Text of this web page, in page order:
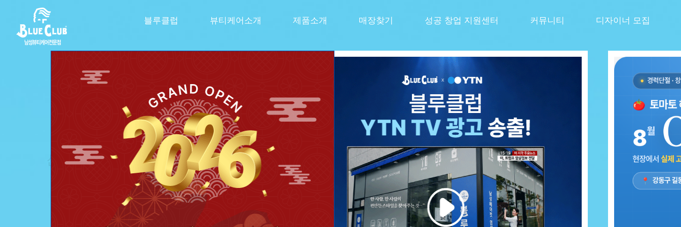
블루클럽 뷰티케어소개 제품소개 매장찾기 성공 창업 지원센터 커뮤니티 디자이너 모집
신제품 스파클링 라인 출신
극강의 시원함을 선사하다
두피 속까지 톡! 쏘는